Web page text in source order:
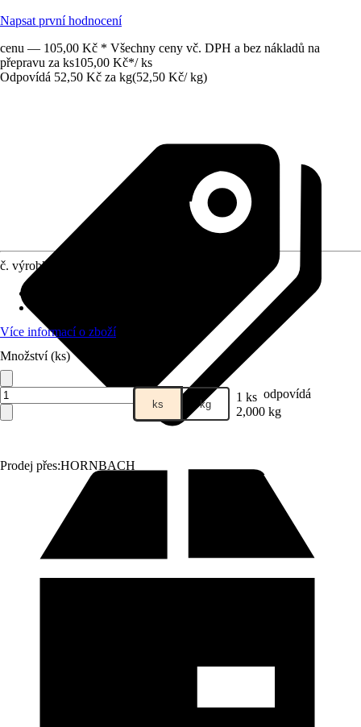
Napsat první hodnocení
cenu — 105,00 Kč * Všechny ceny vč. DPH a bez nákladů na
přepravu za ks105,00 Kč*/ ks
Odpovídá 52,50 Kč za kg(52,50 Kč/ kg)
Prodej přes:HORNBACH
č. výrobku
Více informací o zboží
Množství (ks)
ks kg 1 ks odpovídá
2,000 kg